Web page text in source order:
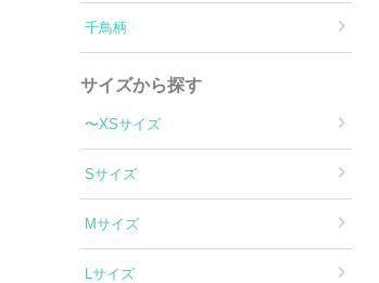
千鳥柄
サイズから探す
〜XSサイズ
Sサイズ
Mサイズ
Lサイズ